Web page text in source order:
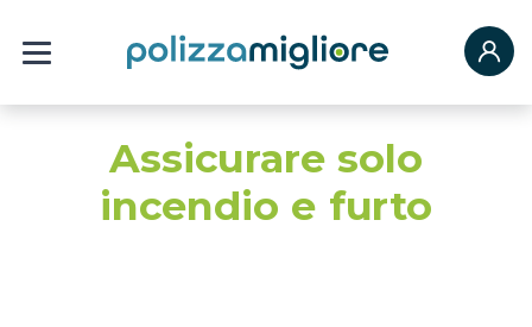
Assicurare solo
incendio e furto